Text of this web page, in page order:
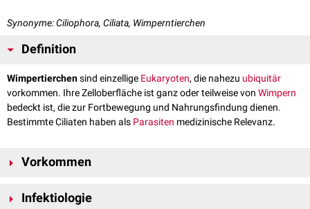
Synonyme: Ciliophora, Ciliata, Wimperntierchen
Definition
Wimpertierchensind einzellige Eukaryoten, die nahezu ubiquitär
vorkommen. Ihre Zelloberfläche ist ganz oder teilweise von Wimpern
bedeckt ist, die zur Fortbewegung und Nahrungsfindung dienen.
Bestimmte Ciliaten haben als Parasiten medizinische Relevanz.
Vorkommen
vor.
Infektiologie